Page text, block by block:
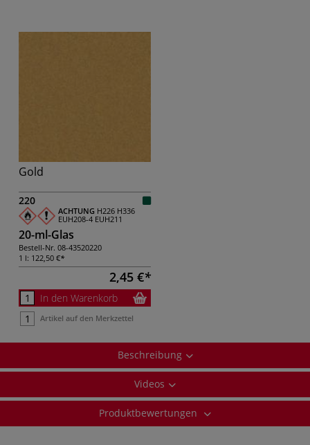
Gold
220
ACHTUNG H226 H336
EUH208-4 EUH211
20-ml-Glas
Bestell-Nr. 08-43520220
1 l: 122,50 €
2,45 €
In den Warenkorb
Artikel auf den Merkzettel
Beschreibung
Videos
Produktbewertungen